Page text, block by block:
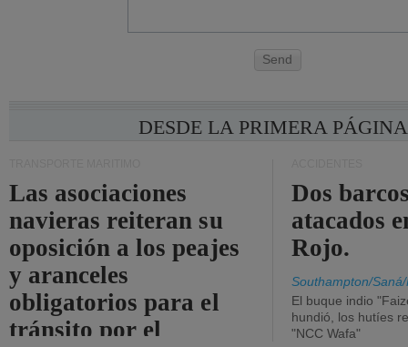
Send
DESDE LA PRIMERA PÁGINA
Las asociaciones
navieras reiteran su
oposición a los peajes
y aranceles
obligatorios para el
tránsito por el
Dos
atacados
Rojo.
Southampton/
El buque indio
hundió, los hutíes
"NCC Wafa"